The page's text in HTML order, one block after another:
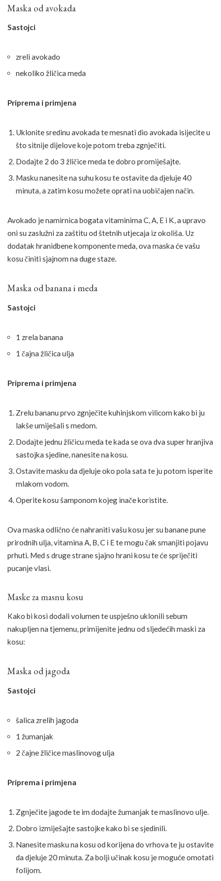
Maska od avokada
Sastojci
zreli avokado
nekoliko žličica meda
Priprema i primjena
Uklonite sredinu avokada te mesnati dio avokada isijecite u
što sitnije dijelove koje potom treba zgnječiti.
Dodajte 2 do 3 žličice meda te dobro promiješajte.
Masku nanesite na suhu kosu te ostavite da djeluje 40
minuta, a zatim kosu možete oprati na uobičajen način.
Avokado je namirnica bogata vitaminima C, A, E i K, a upravo
oni su zaslužni za zaštitu od štetnih utjecaja iz okoliša. Uz
dodatak hranidbene komponente meda, ova maska će vašu
kosu činiti sjajnom na duge staze.
Maska od banana i meda
Sastojci
1 zrela banana
1 čajna žličica ulja
Priprema i primjena
Zrelu bananu prvo zgnječite kuhinjskom vilicom kako bi ju
lakše umiješali s medom.
Dodajte jednu žličicu meda te kada se ova dva super hranjiva
sastojka sjedine, nanesite na kosu.
Ostavite masku da djeluje oko pola sata te ju potom isperite
mlakom vodom.
Operite kosu šamponom kojeg inače koristite.
Ova maska odlično će nahraniti vašu kosu jer su banane pune
prirodnih ulja, vitamina A, B, C i E te mogu čak smanjiti pojavu
prhuti. Med s druge strane sjajno hrani kosu te će spriječiti
pucanje vlasi.
Maske za masnu kosu
Kako bi kosi dodali volumen te uspješno uklonili sebum
nakupljen na tjemenu, primijenite jednu od sljedećih maski za
kosu:
Maska od jagoda
Sastojci
šalica zrelih jagoda
1 žumanjak
2 čajne žličice maslinovog ulja
Priprema i primjena
Zgnječite jagode te im dodajte žumanjak te maslinovo ulje.
Dobro izmiješajte sastojke kako bi se sjedinili.
Nanesite masku na kosu od korijena do vrhova te ju ostavite
da djeluje 20 minuta. Za bolji učinak kosu je moguće omotati
folijom.